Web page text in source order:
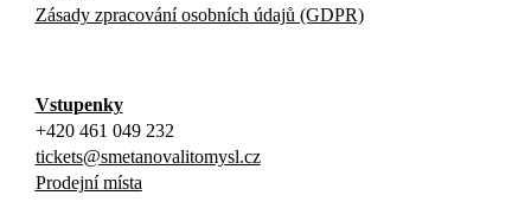
Zásady zpracování osobních údajů (GDPR)
Vstupenky
+420 461 049 232
tickets@smetanovalitomysl.cz
Prodejní místa